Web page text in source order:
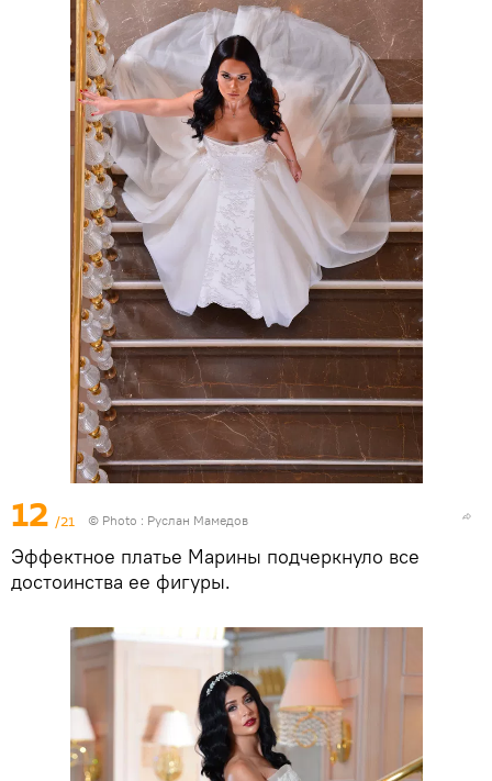
12 /21 © Photo : Руслан Мамедов
Эффектное платье Марины подчеркнуло все
достоинства ее фигуры.